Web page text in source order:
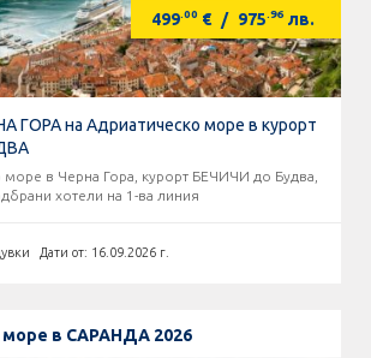
499.00 € / 975.96 лв.
ГОРА на Адриатическо море в курорт
море в Черна Гора, курорт БЕЧИЧИ до Будва,
хотели на 1-ва линия
Дати от: 16.09.2026 г.
море в САРАНДА 2026